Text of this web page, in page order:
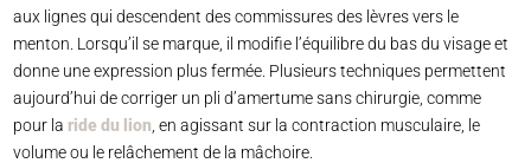
aux lignes qui descendent des commissures des lèvres vers le
menton. Lorsqu’il se marque, il modifie l’équilibre du bas du visage et
donne une expression plus fermée. Plusieurs techniques permettent
aujourd’hui de corriger un pli d’amertume sans chirurgie, comme
pour la ride du lion , en agissant sur la contraction musculaire, le
volume ou le relâchement de la mâchoire.